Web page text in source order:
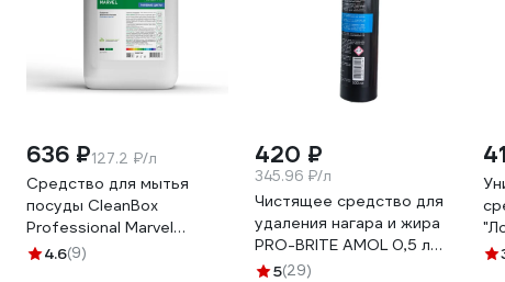
636 ₽127.2 ₽/л
Средство для мытья
посуды CleanBox
Professional Marvel
Полевые цветы (Марвел)
4.6(9)
420 ₽
345.96 ₽/л
Чистящее средство для
удаления нагара и жира
PRO-BRITE AMOL 0,5 л
298-05
5(29)
л,